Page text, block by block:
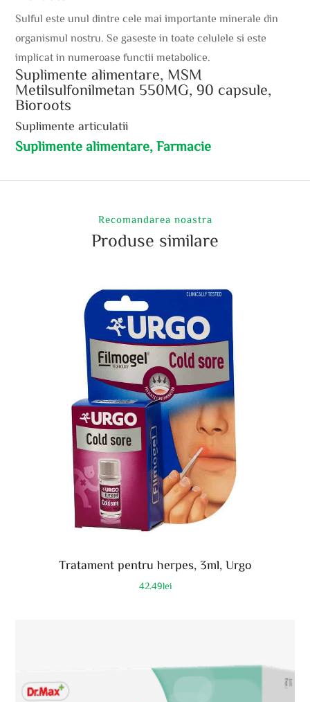
Sulful este unul dintre cele mai importante minerale din
organismul nostru. Se gaseste in toate celulele si este
implicat in numeroase functii metabolice.
Suplimente alimentare, MSM
Metilsulfonilmetan 550MG, 90 capsule,
Bioroots
Suplimente articulatii
Suplimente alimentare, Farmacie
Recomandarea noastra
Produse similare
Tratament pentru herpes, 3ml, Urgo
42.49lei